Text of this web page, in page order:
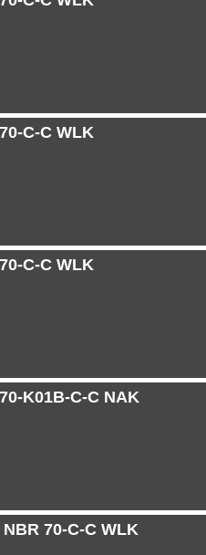
C-C WLK
C-C WLK
K01B-C-C NAK
70-C-C WLK